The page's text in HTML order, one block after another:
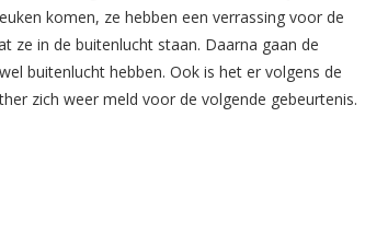
komen, ze hebben een verrassing voor de
ze in de buitenlucht staan. Daarna gaan de
buitenlucht hebben. Ook is het er volgens de
zich weer meld voor de volgende gebeurtenis.